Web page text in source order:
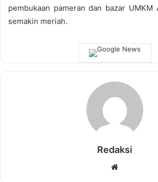
pembukaan pameran dan bazar UMKM
semakin meriah.
Redaksi